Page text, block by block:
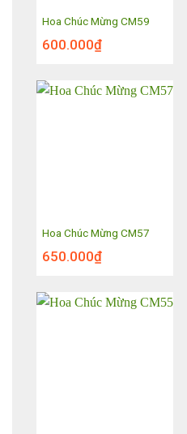
Hoa Chúc Mừng CM59
600.000₫
Hoa Chúc Mừng CM57
650.000₫